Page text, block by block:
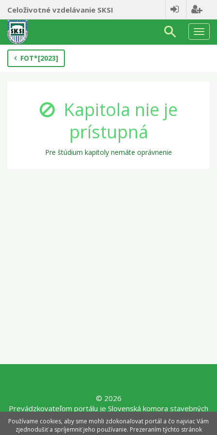
Celoživotné vzdelávanie SKSI
Nav
FOT*[2023]
Kapitola nie je
prístupná
Pre štúdium kapitoly nemáte oprávnenie
© 2026
Prevádzkovateľom portálu je Slovenská komora stavebných
inžinierov, Mýtna 29, 811 07 Bratislava, tel.: 02/3907 5042,
e-mail:sksi@sksi.sk,www.sksi.sk
Používame cookies, aby sme mohli zdokonaľovat portál a čo najviac Vám
zjednodušiť a spríjemniť jeho používanie. Prezeraním týchto stránok